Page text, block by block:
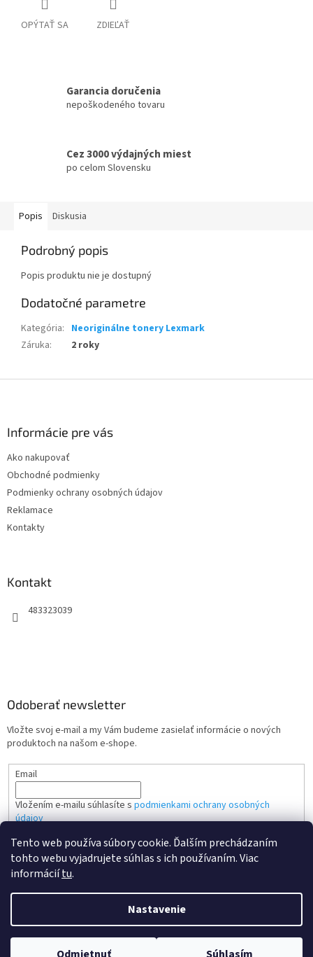
Tento web používa súbory cookie. Ďalším prechádzaním
tohto webu vyjadrujete súhlas s ich používaním. Viac
informáciítu.
Nastavenie
OPÝTAŤ SA ZDIEĽAŤ
Garancia doručenia
nepoškodeného tovaru
Cez 3000 výdajných miest
po celom Slovensku
Popis Diskusia
Podrobný popis
Popis produktu nie je dostupný
Dodatočné parametre
Kategória: Neoriginálne tonery Lexmark
Záruka: 2 roky
Informácie pre vás
Ako nakupovať
Obchodné podmienky
Podmienky ochrany osobných údajov
Reklamace
Kontakty
Kontakt
483323039
Odoberať newsletter
Vložte svoj e-mail a my Vám budeme zasielať informácie o nových
produktoch na našom e-shope.
Email
Vložením e-mailu súhlasíte s podmienkami ochrany osobných
údajov
PRIHLÁSIŤ SA
Vytvoril Shoptet